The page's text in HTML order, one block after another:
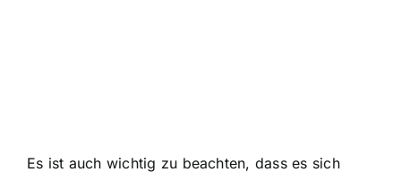
Es ist auch wichtig zu beachten, dass es sich